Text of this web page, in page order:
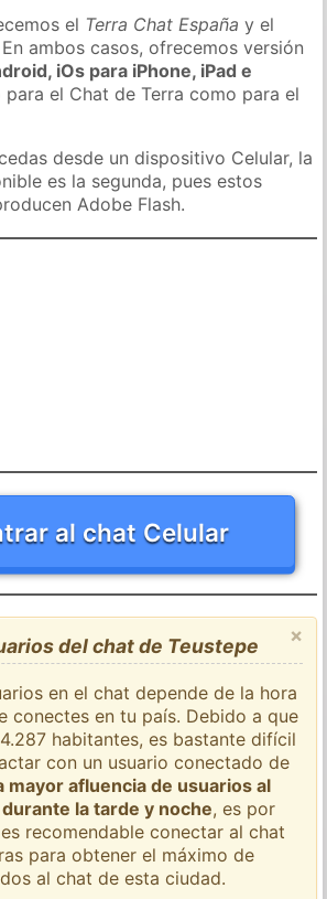
el Terra Chat España y el
ambos casos, ofrecemos versión
iOs para iPhone, iPad e
para el Chat de Terra como para el
desde un dispositivo Celular, la
es la segunda, pues estos
Adobe Flash.
al chat Celular
×
del chat de Teustepe
en el chat depende de la hora
conectes en tu país. Debido a que
habitantes, es bastante difícil
con un usuario conectado de
mayor afluencia de usuarios al
la tarde y noche, es por
recomendable conectar al chat
para obtener el máximo de
al chat de esta ciudad.